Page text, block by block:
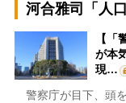
河合雅司「人
【
が本
現…
警察庁が目下、頭